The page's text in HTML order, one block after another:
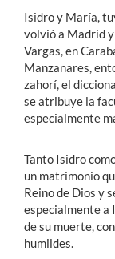
Isidro y María,
volvió a Madrid
Vargas, en
Manzanares,
zahorí, el
se atribuye la
especialmente
Tanto Isidro
un matrimonio
Reino de Dios y
especialmente a
de su muerte,
humildes.